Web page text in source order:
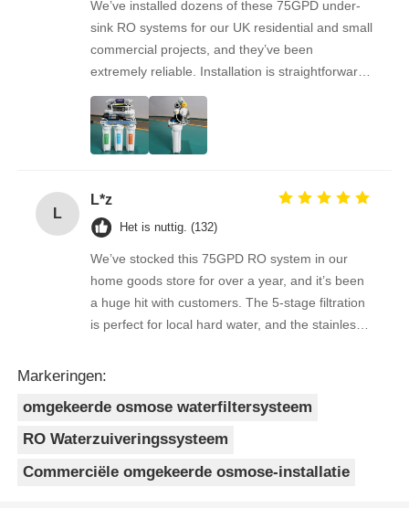
We’ve installed dozens of these 75GPD under-
sink RO systems for our UK residential and small
commercial projects, and they’ve been
extremely reliable. Installation is straightforward,
the filters are easy to replace, and the water
quality feedback from clients has been
overwhelmingly positive. The supplier is great to
work with — orders arrive on time, packaging is
consistent. As a repeat buyer, we couldn’t be
happier with both the product and the service.
L
L*z
Het is nuttig. (132)
We’ve stocked this 75GPD RO system in our
home goods store for over a year, and it’s been
a huge hit with customers. The 5-stage filtration
is perfect for local hard water, and the stainless
complaints from customers, and very few
returns. Great product to carry!
Markeringen:
omgekeerde osmose waterfiltersysteem
RO Waterzuiveringssysteem
Commerciële omgekeerde osmose-installatie